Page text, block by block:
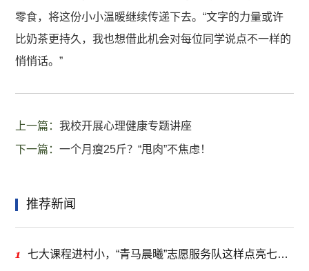
零食，将这份小小温暖继续传递下去。“文字的力量或许
比奶茶更持久，我也想借此机会对每位同学说点不一样的
悄悄话。”
上一篇：我校开展心理健康专题讲座
下一篇：一个月瘦25斤？“甩肉”不焦虑！
推荐新闻
1 七大课程进村小，“青马晨曦”志愿服务队这样点亮七彩假期